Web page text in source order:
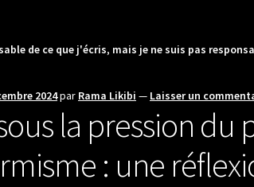
de ce que j'écris, mais je ne suis pas
2024par Rama Likibi — Laisser un
la pression du
: une